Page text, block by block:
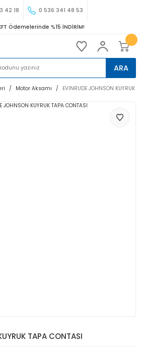
42 18 0 536 341 48 53
Ödemelerinde %15 İNDİRİM!
ARA
Motor Aksamı EVINRUDE JOHNSON KUYRUK
TAPA CONTASI